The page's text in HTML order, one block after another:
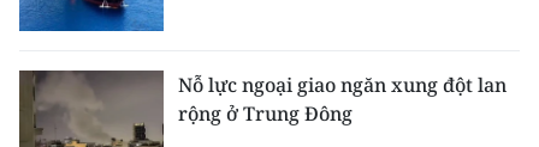
Nỗ lực ngoại giao ngăn xung đột lan
rộng ở Trung Đông